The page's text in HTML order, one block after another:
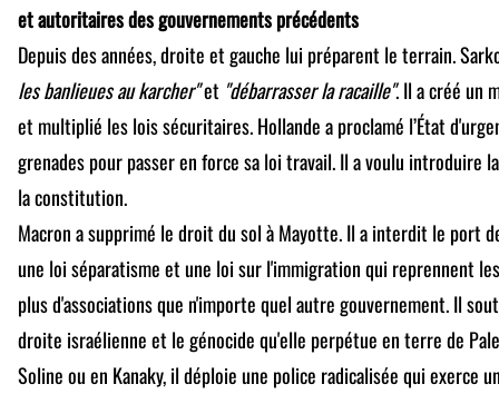
et autoritaires des gouvernements précédents
Depuis des années, droite et gauche lui préparent le terrain.
les banlieues au karcher"et "débarrasser la racaille". Il a créé un
et multiplié les lois sécuritaires. Hollande a proclamé l’État
grenades pour passer en force sa loi travail. Il a voulu introduire
la constitution.
Macron a supprimé le droit du sol à Mayotte. Il a interdit le port
une loi séparatisme et une loi sur l'immigration qui reprennent
plus d'associations que n'importe quel autre gouvernement. Il
droite israélienne et le génocide qu'elle perpétue en terre de
Soline ou en Kanaky, il déploie une police radicalisée qui exerce